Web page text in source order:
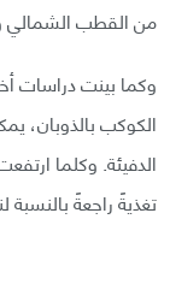
من القطب الشمالي
وكما بينت دراسات
الكوكب بالذوبان،
الدفيئة. وكلما
تغذيةً راجعةً بالنسبة